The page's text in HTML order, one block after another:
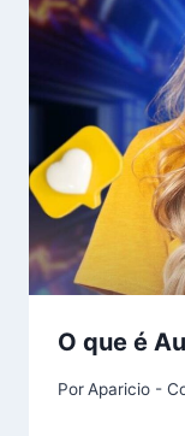
O que é
PorAparicio -